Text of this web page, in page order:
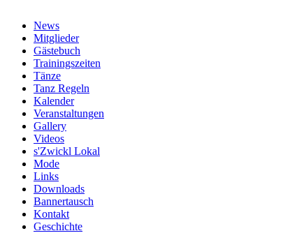
News
Mitglieder
Gästebuch
Trainingszeiten
Tänze
Tanz Regeln
Kalender
Veranstaltungen
Gallery
Videos
s'Zwickl Lokal
Mode
Links
Downloads
Bannertausch
Kontakt
Geschichte